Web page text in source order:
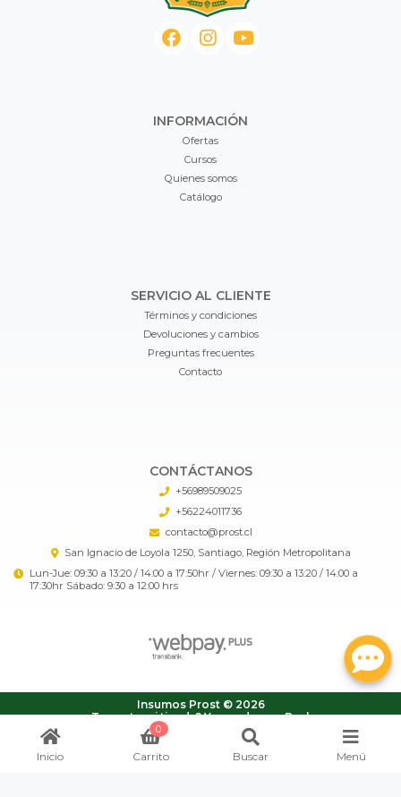
INFORMACIÓN
Ofertas
Cursos
Quienes somos
Catálogo
SERVICIO AL CLIENTE
Términos y condiciones
Devoluciones y cambios
Preguntas frecuentes
Contacto
CONTÁCTANOS
+56989509025
+56224011736
contacto@prost.cl
San Ignacio de Loyola 1250, Santiago, Región Metropolitana
Lun-Jue: 09:30 a 13:20 / 14:00 a 17:50hr / Viernes: 09:30 a 13:20 / 14:00 a
17:30hr Sábado: 9:30 a 12:00 hrs
Insumos Prost © 2026
¿Te gusta mi tienda? Yo vendo conBsale
Inicio
0
Carrito Buscar Menú